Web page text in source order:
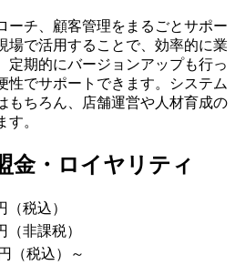
ーチ、顧客管理をまるごとサポー
場で活用することで、効率的に業
定期的にバージョンアップも行っ
性でサポートできます。システム
もちろん、店舗運営や人材育成の
。
金・ロイヤリティ
（税込）
（非課税）
（税込）～